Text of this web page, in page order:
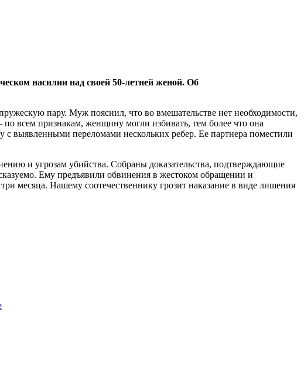
насилии над своей 50-летней женой. Об
пару. Муж пояснил, что во вмешательстве нет необходимости,
всем признакам, женщину могли избивать, тем более что она
выявленными переломами нескольких ребер. Ее партнера поместили
и угрозам убийства. Собраны доказательства, подтверждающие
Ему предъявили обвинения в жестоком обращении и
месяца. Нашему соотечественнику грозит наказание в виде лишения